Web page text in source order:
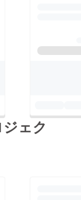
ェク